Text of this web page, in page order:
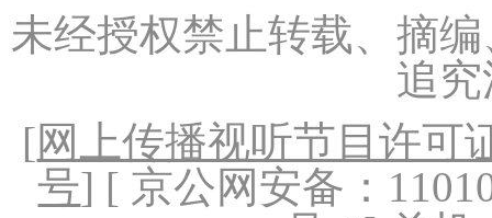
未经授权禁止转载、摘
追
[网上传播视听节目许可
号] [ 京公网安备：